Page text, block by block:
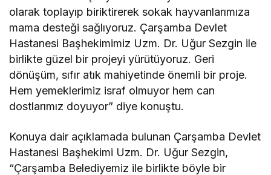
olarak toplayıp biriktirerek sokak hayvanlarımıza
mama desteği sağlıyoruz. Çarşamba Devlet
Hastanesi Başhekimimiz Uzm. Dr. Uğur Sezgin ile
birlikte güzel bir projeyi yürütüyoruz. Geri
dönüşüm, sıfır atık mahiyetinde önemli bir proje.
Hem yemeklerimiz israf olmuyor hem can
dostlarımız doyuyor” diye konuştu.
Konuya dair açıklamada bulunan Çarşamba Devlet
Hastanesi Başhekimi Uzm. Dr. Uğur Sezgin,
“Çarşamba Belediyemiz ile birlikte böyle bir